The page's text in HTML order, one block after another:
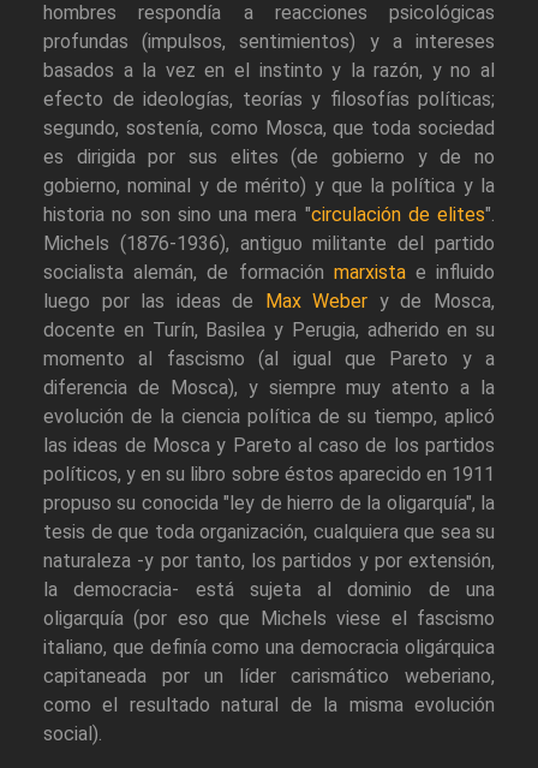
hombres respondía a reacciones psicológicas
profundas (impulsos, sentimientos) y a intereses
basados a la vez en el instinto y la razón, y no al
efecto de ideologías, teorías y filosofías políticas;
segundo, sostenía, como Mosca, que toda sociedad
es dirigida por sus elites (de gobierno y de no
gobierno, nominal y de mérito) y que la política y la
historia no son sino una mera "circulación de elites".
Michels (1876-1936), antiguo militante del partido
socialista alemán, de formación marxistae influido
luego por las ideas de
Max Weber y de Mosca,
docente en Turín, Basilea y Perugia, adherido en su
momento al fascismo (al igual que Pareto y a
diferencia de Mosca), y siempre muy atento a la
evolución de la ciencia política de su tiempo, aplicó
las ideas de Mosca y Pareto al caso de los partidos
políticos, y en su libro sobre éstos aparecido en 1911
propuso su conocida "ley de hierro de la oligarquía", la
tesis de que toda organización, cualquiera que sea su
naturaleza -y por tanto, los partidos y por extensión,
la democracia- está sujeta al dominio de una
oligarquía (por eso que Michels viese el fascismo
italiano, que definía como una democracia oligárquica
capitaneada por un líder carismático weberiano,
como el resultado natural de la misma evolución
social).